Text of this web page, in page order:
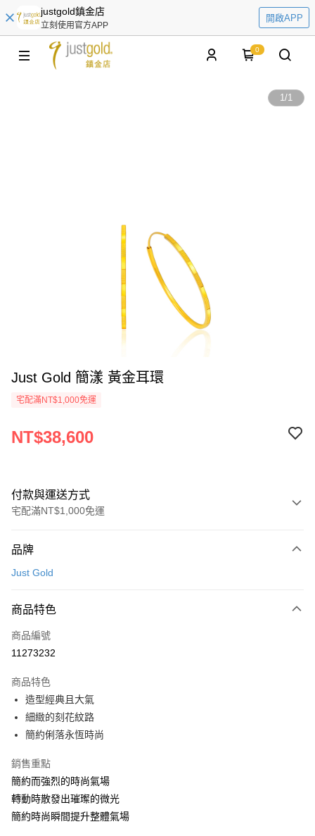
justgold鎮金店
立刻使用官方APP
開啟APP
0
1/1
Just Gold 簡漾 黃金耳環
宅配滿NT$1,000免運
NT$38,600
付款與運送方式
宅配滿NT$1,000免運
信用卡一次付款
3 期 0 利率 每期
合作金庫商業銀行
上海商業儲蓄銀行
臺灣中小企業銀行
匯豐（台灣）商業銀行
聯邦商業銀行
元大商業銀行
台新國際商業銀行
台灣樂天信用卡公司
合作金庫商業銀行
上海商業儲蓄銀行
國泰世華商業銀行
匯豐（台灣）商業銀行
聯邦商業銀行
玉山商業銀行
台新國際商業銀行
台灣樂天信用卡公司
LINE Pay
Apple Pay
悠遊付
ATM付款
運送方式
宅配(配送時間約1-3個工作天)
品牌
Just Gold
商品特色
商品編號
11273232
商品特色
造型經典且大氣
細緻的刻花紋路
簡約俐落永恆時尚
銷售重點
簡約而強烈的時尚氣場
轉動時散發出璀璨的微光
簡約時尚瞬間提升整體氣場